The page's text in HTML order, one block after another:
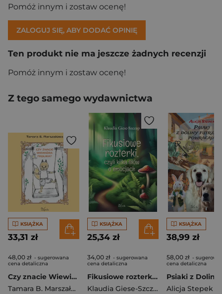
Pomóż innym i zostaw ocenę!
ZALOGUJ SIĘ, ABY DODAĆ OPINIĘ
Ten produkt nie ma jeszcze żadnych recenzji
Pomóż innym i zostaw ocenę!
Z tego samego wydawnictwa
KSIĄŻKA
33,31 zł
48,00 zł - sugerowana
cena detaliczna
Czy znacie Wiewióra Frolika?
Tamara B. Marszałowa
KSIĄŻKA
25,34 zł
34,00 zł - sugerowana
cena detaliczna
Fikusiowe rozterki czyli kilka słów o emocjach
Klaudia Giese-Szczap
KSIĄŻKA
38,99 zł
58,00 zł -
cena detaliczna
Alicja Stepek